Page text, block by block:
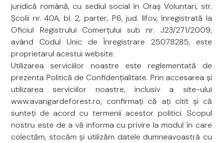
juridică română, cu sediul social în Oraș Voluntari, str.
Școlii nr. 40A, bl. 2, parter, P6, jud. Ilfov, înregistrată la
Oficiul Registrului Comerțului sub nr. J23/271/2009,
având Codul Unic de Înregistrare 25078285, este
proprietarul acestui website.
Utilizarea serviciilor noastre este reglementată de
prezenta Politică de Confidențialitate. Prin accesarea și
utilizarea serviciilor noastre, inclusiv a site-ului
www.avangardeforest.ro, confirmați că ați citit și că
sunteți de acord cu termenii acestor politici. Scopul
nostru este de a vă informa cu privire la modul în care
colectăm, stocăm și utilizăm datele dumneavoastră cu